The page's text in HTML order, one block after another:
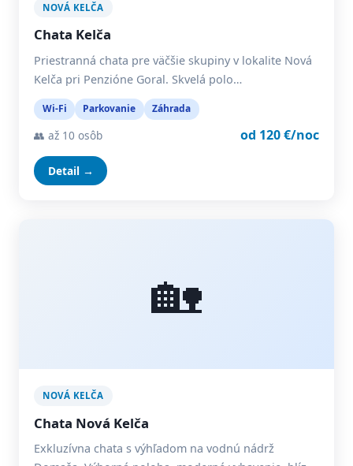
NOVÁ KELČA
Chata Kelča
Priestranná chata pre väčšie skupiny v lokalite Nová
Kelča pri Penzióne Goral. Skvelá polo…
Wi-Fi Parkovanie Záhrada
👥 až 10 osôb od 120 €/noc
Detail →
🏡
NOVÁ KELČA
Chata Nová Kelča
Exkluzívna chata s výhľadom na vodnú nádrž